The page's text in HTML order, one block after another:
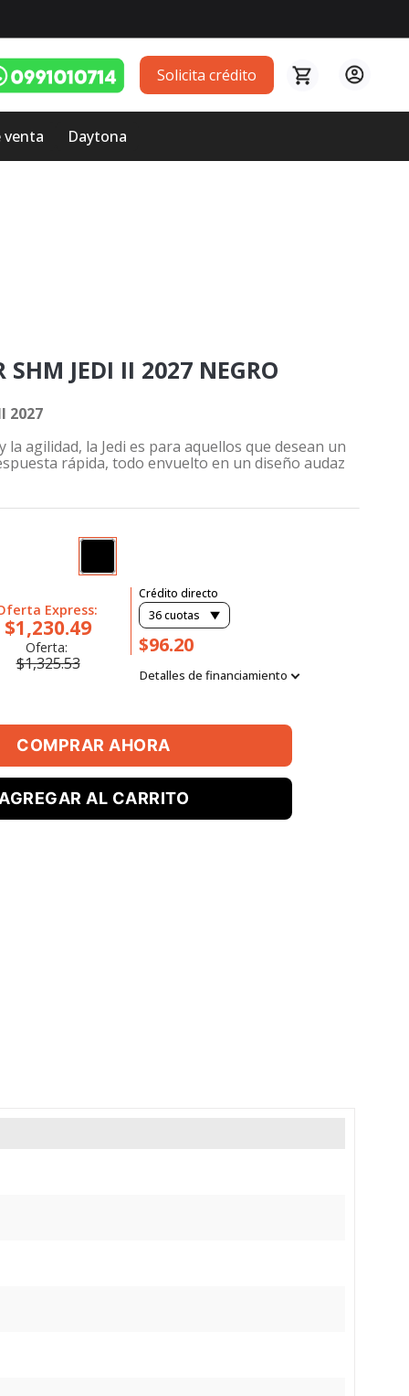
Solicita crédito
venta Daytona
SHM JEDI II 2027 NEGRO
2027
agilidad, la Jedi es para aquellos que desean un
rápida, todo envuelto en un diseño audaz
Express:
$1,230.49
Oferta:
$1,325.53
Crédito directo
36cuotas
$96.20
Detalles de financiamiento
COMPRAR AHORA
AL CARRITO